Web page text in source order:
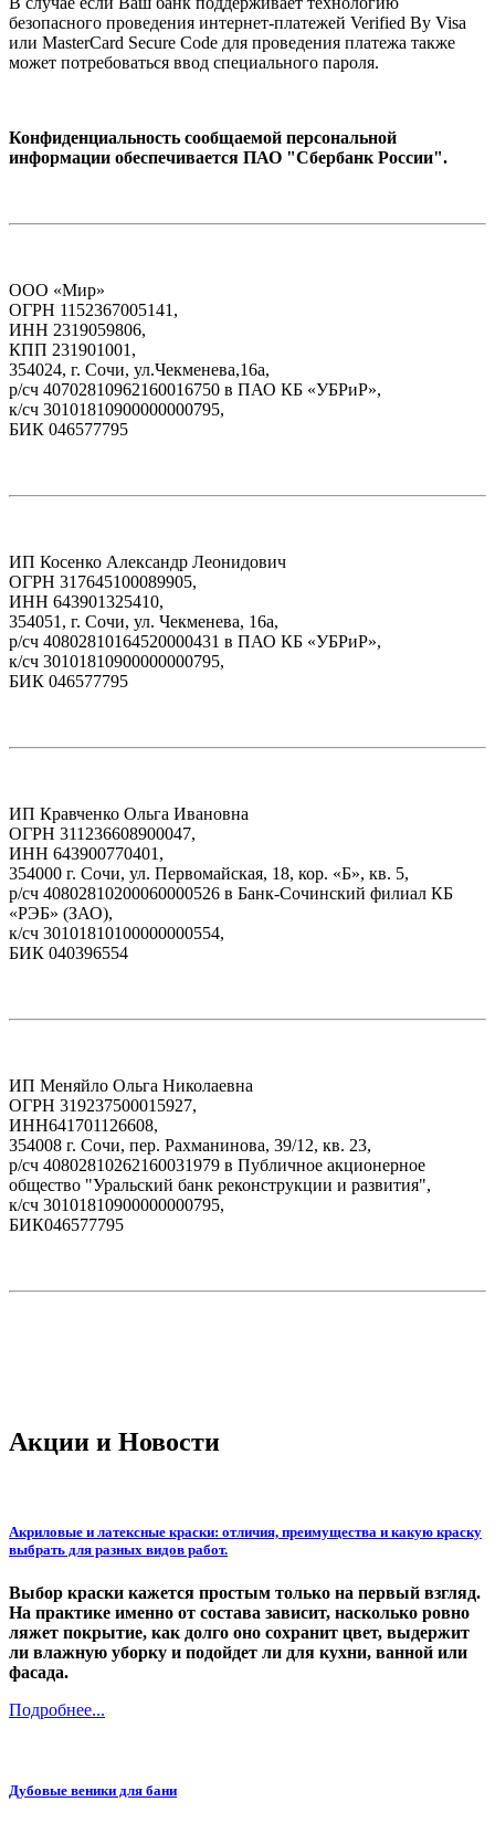
безопасного проведения интернет-платежей Verified By Visa
или MasterCard Secure Code для проведения платежа также
может потребоваться ввод специального пароля.
Конфиденциальность сообщаемой персональной
информации обеспечивается ПАО "Сбербанк России".
ООО «Мир»
ОГРН 1152367005141,
ИНН 2319059806,
КПП 231901001,
354024, г. Сочи, ул.Чекменева,16а,
р/сч 40702810962160016750 в ПАО КБ «УБРиР»,
к/сч 30101810900000000795,
БИК 046577795
ИП Косенко Александр Леонидович
ОГРН 317645100089905,
ИНН 643901325410,
354051, г. Сочи, ул. Чекменева, 16а,
р/сч 40802810164520000431 в ПАО КБ «УБРиР»,
к/сч 30101810900000000795,
БИК 046577795
ИП Кравченко Ольга Ивановна
ОГРН 311236608900047,
ИНН 643900770401,
354000 г. Сочи, ул. Первомайская, 18, кор. «Б», кв. 5,
р/сч 40802810200060000526 в Банк-Сочинский филиал КБ
«РЭБ» (ЗАО),
к/сч 30101810100000000554,
БИК 040396554
ИП Меняйло Ольга Николаевна
ОГРН 319237500015927,
ИНН641701126608,
354008 г. Сочи, пер. Рахманинова, 39/12, кв. 23,
р/сч 40802810262160031979 в Публичное акционерное
общество "Уральский банк реконструкции и развития",
к/сч 30101810900000000795,
БИК046577795
Акции и Новости
Акриловые и латексные краски: отличия, преимущества и какую краску
выбрать для разных видов работ.
Выбор краски кажется простым только на первый взгляд.
На практике именно от состава зависит, насколько ровно
ляжет покрытие, как долго оно сохранит цвет, выдержит
ли влажную уборку и подойдет ли для кухни, ванной или
фасада.
Подробнее...
Дубовые веники для бани